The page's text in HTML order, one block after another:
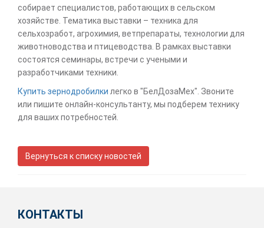
собирает специалистов, работающих в сельском
хозяйстве. Тематика выставки – техника для
сельхозработ, агрохимия, ветпрепараты, технологии для
животноводства и птицеводства. В рамках выставки
состоятся семинары, встречи с учеными и
разработчиками техники.
Купить зернодробилки легко в "БелДозаМех". Звоните
или пишите онлайн-консультанту, мы подберем технику
для ваших потребностей.
Вернуться к списку новостей
КОНТАКТЫ